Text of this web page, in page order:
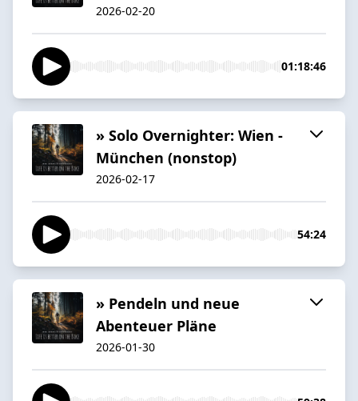
2026-02-20
01:18:46
» Solo Overnighter: Wien -
München (nonstop)
2026-02-17
54:24
» Pendeln und neue
Abenteuer Pläne
2026-01-30